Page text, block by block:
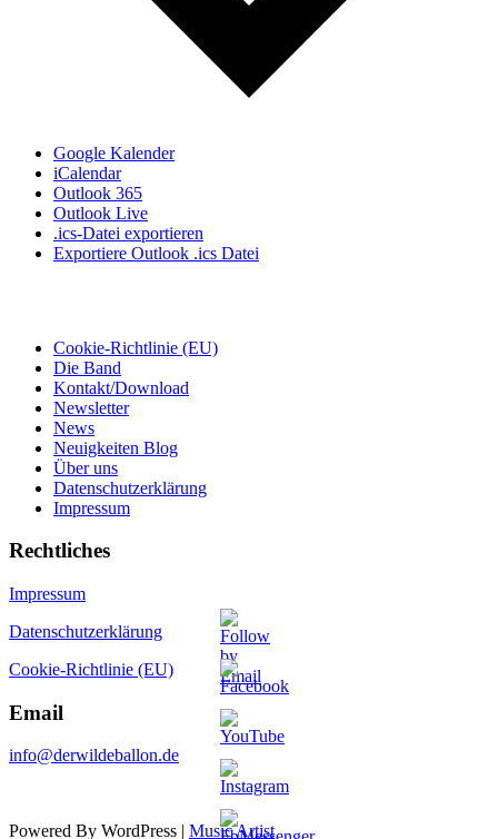
Google Kalender
iCalendar
Outlook 365
Outlook Live
.ics-Datei exportieren
Exportiere Outlook .ics Datei
Cookie-Richtlinie (EU)
Die Band
Kontakt/Download
Newsletter
News
Neuigkeiten Blog
Über uns
Datenschutzerklärung
Impressum
Rechtliches
Impressum
Datenschutzerklärung
Cookie-Richtlinie (EU)
Email
info@derwildeballon.de
Powered By WordPress | Music Artist